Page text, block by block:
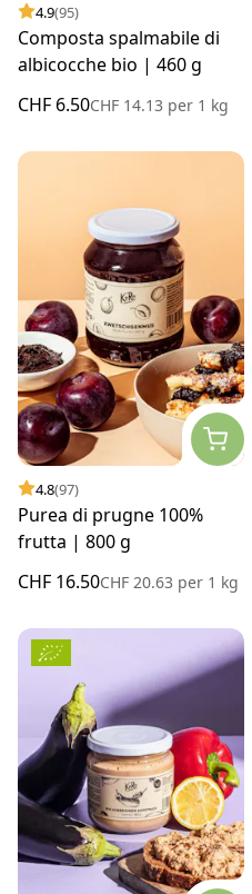
4.9(95)
Composta spalmabile di
albicocche bio | 460 g
CHF 6.50CHF 14.13 per 1 kg
4.8(97)
Purea di prugne 100%
frutta | 800 g
CHF 16.50CHF 20.63 per 1 kg